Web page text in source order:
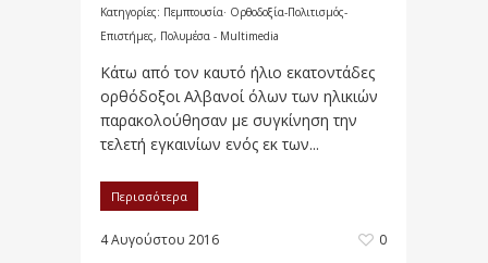
Κατηγορίες: Πεμπτουσία· Ορθοδοξία-Πολιτισμός-
Επιστήμες, Πολυμέσα - Multimedia
Κάτω από τον καυτό ήλιο εκατοντάδες
ορθόδοξοι Αλβανοί όλων των ηλικιών
παρακολούθησαν με συγκίνηση την
τελετή εγκαινίων ενός εκ των...
Περισσότερα
4 Αυγούστου 2016 0